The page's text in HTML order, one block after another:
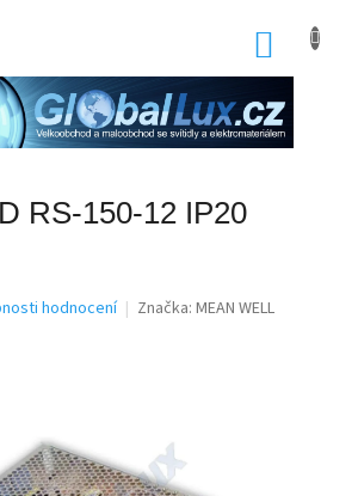
RS-150-12 IP20
hodnocení Značka: MEAN WELL